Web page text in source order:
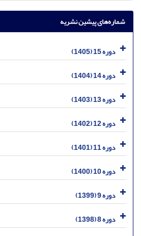
شماره‌های پیشین نشریه
دوره 15 (1405)
دوره 14 (1404)
دوره 13 (1403)
دوره 12 (1402)
دوره 11 (1401)
دوره 10 (1400)
دوره 9 (1399)
دوره 8 (1398)